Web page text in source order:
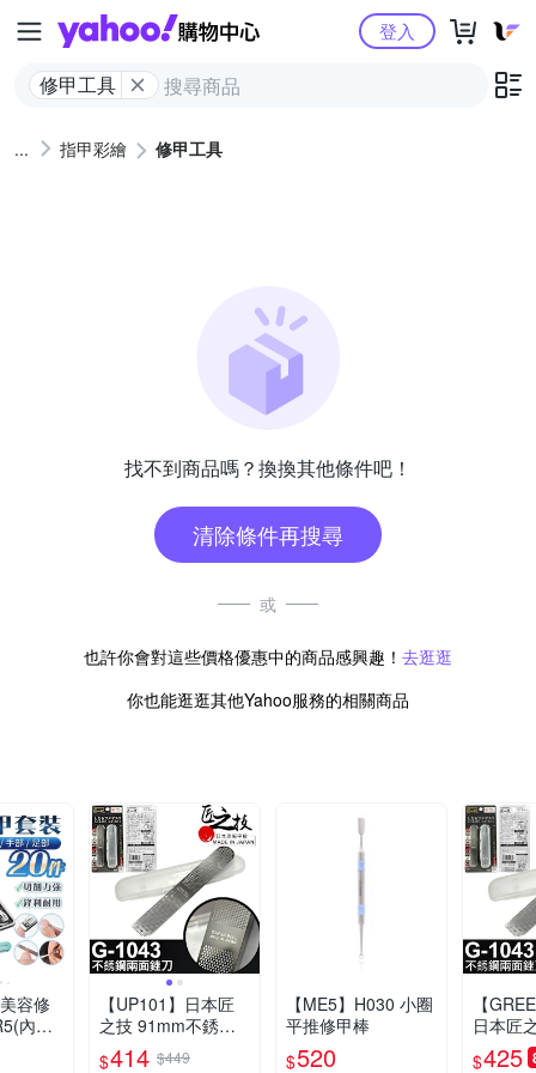
Yahoo購物中心
修甲工具
登入
指甲彩繪 修甲工具
找不到商品嗎？換換其他條件吧！
清除條件再搜尋
或
也許你會對這些價格優惠中的商品感興趣！ 去逛逛
你也能逛逛其他Yahoo服務的相關商品
容修
內含
【UP101】日本匠
之技 91mm不銹鋼
兩面銼刀(指甲銼刀
$414 $449
【ME5】H030 小圈
平推修甲棒
$520
【
日本匠
不銹鋼
$425